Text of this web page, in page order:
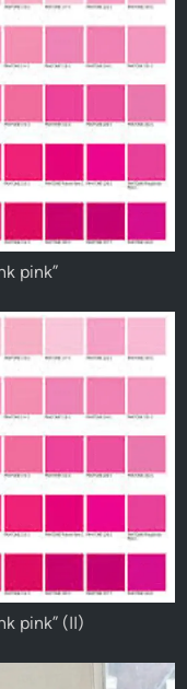
pink”
pink” (II)